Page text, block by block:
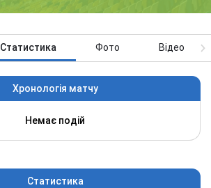
Статистика Фото Відео
Хронологія матчу
Немає подій
Статистика